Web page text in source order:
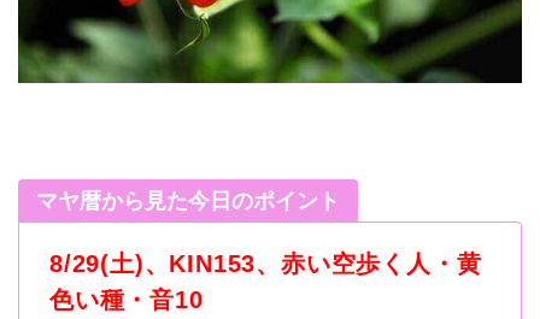
マヤ暦から見た今日のポイント
8/29(土)、KIN153、赤い空歩く人・黄
色い種・音10